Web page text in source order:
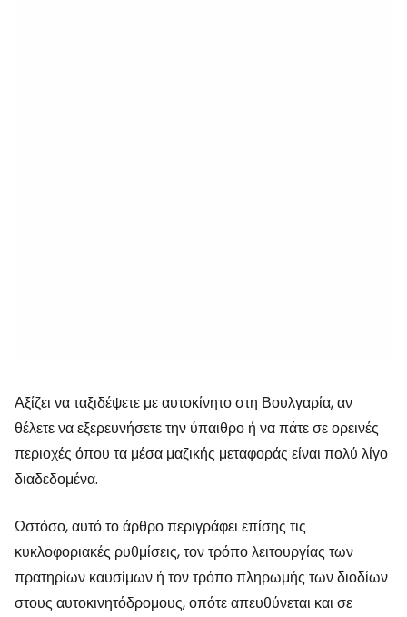
Αξίζει να ταξιδέψετε με αυτοκίνητο στη Βουλγαρία, αν
θέλετε να εξερευνήσετε την ύπαιθρο ή να πάτε σε ορεινές
περιοχές όπου τα μέσα μαζικής μεταφοράς είναι πολύ λίγο
διαδεδομένα.
Ωστόσο, αυτό το άρθρο περιγράφει επίσης τις
κυκλοφοριακές ρυθμίσεις, τον τρόπο λειτουργίας των
πρατηρίων καυσίμων ή τον τρόπο πληρωμής των διοδίων
στους αυτοκινητόδρομους, οπότε απευθύνεται και σε